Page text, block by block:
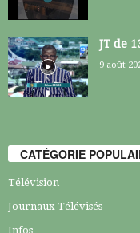
JT de
9 août
CATÉGORIE
Télévision
Journaux Télévisés
Infos